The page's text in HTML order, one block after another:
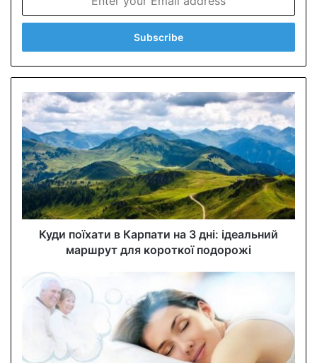
t
r
y
u
r
E
m
a
i
l
d
s
Куди поїхати в Карпати на 3 дні: ідеальний
маршрут для короткої подорожі